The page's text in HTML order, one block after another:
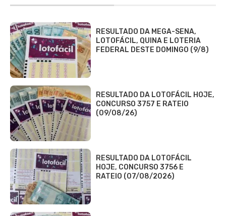
RESULTADO DA MEGA-SENA,
LOTOFÁCIL, QUINA E LOTERIA
FEDERAL DESTE DOMINGO (9/8)
RESULTADO DA LOTOFÁCIL HOJE,
CONCURSO 3757 E RATEIO
(09/08/26)
RESULTADO DA LOTOFÁCIL
HOJE, CONCURSO 3756 E
RATEIO (07/08/2026)